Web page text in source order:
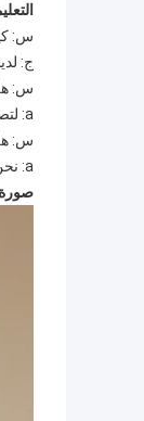
س:
ج: لدينا فريق
س:
a: لتصنيع المعدات الأصلية لا حاجة الموزع ، لمنتجات علامتنا التجارية يمكنك الموزع لدينا في بلدك بعد التفاوض.
س:
a: نحن مصنع مع تغليف مستحضرات التجميل التصدير.
صورة